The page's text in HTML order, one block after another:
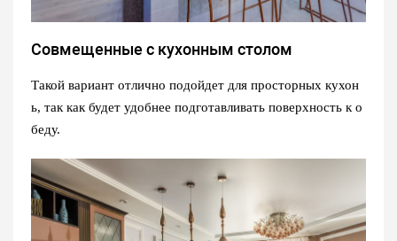
Совмещенные с кухонным столом
Такой вариант отлично подойдет для просторных кухон
ь, так как будет удобнее подготавливать поверхность к о
беду.